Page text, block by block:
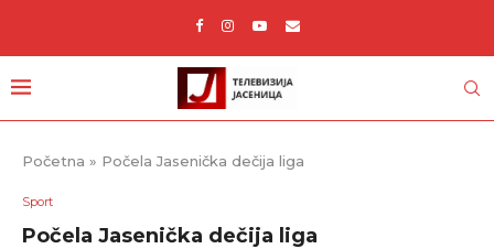
Početna » Počela Jasenička dečija liga
Sport
Počela Jasenička dečija liga